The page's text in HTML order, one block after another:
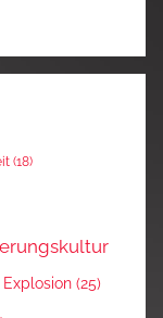
(18)
Explosion (25)